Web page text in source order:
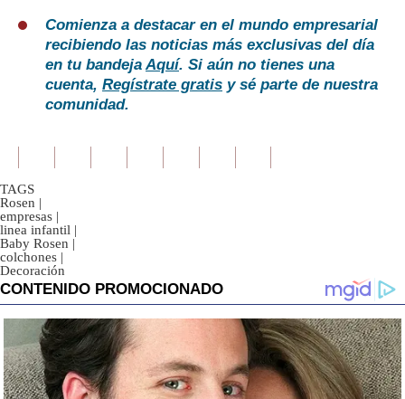
Comienza a destacar en el mundo empresarial
recibiendo las noticias más exclusivas del día
en tu bandejaAquí. Si aún no tienes una
cuenta, Regístrate gratis y sé parte de nuestra
comunidad.
TAGS
Rosen |
empresas |
linea infantil |
Baby Rosen |
colchones |
Decoración